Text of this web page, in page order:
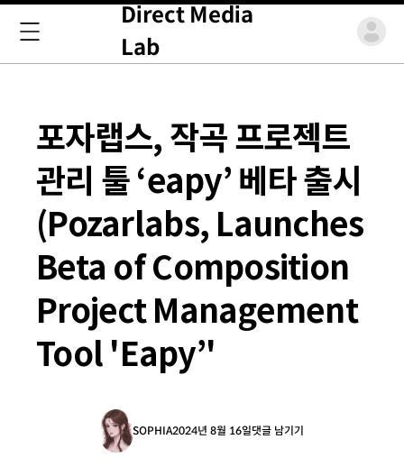
Direct Media
Lab
포자랩스, 작곡 프로젝트
관리 툴 ‘eapy’ 베타 출시
(Pozarlabs, Launches
Beta of Composition
Project Management
Tool 'Eapy’'
SOPHIA2024년 8월 16일댓글 남기기